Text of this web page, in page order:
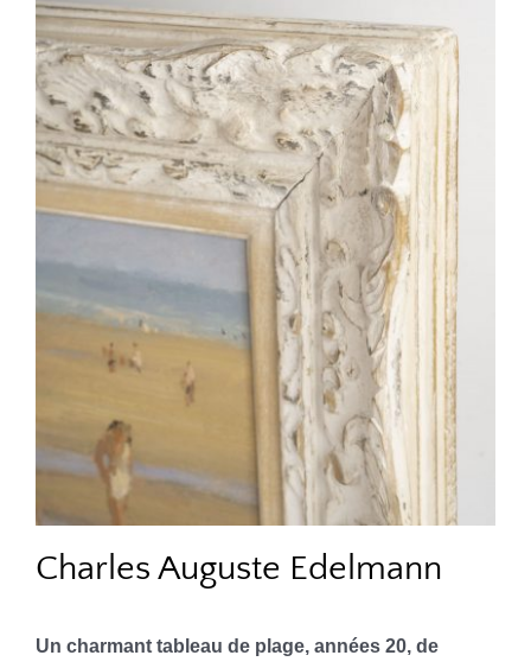
Charles Auguste Edelmann
Un charmant tableau de plage, années 20, de